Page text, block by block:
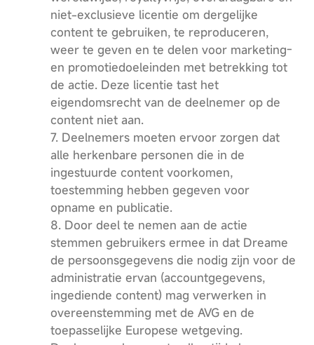
niet-exclusieve licentie om dergelijke
content te gebruiken, te reproduceren,
weer te geven en te delen voor marketing-
en promotiedoeleinden met betrekking tot
de actie. Deze licentie tast het
eigendomsrecht van de deelnemer op de
content niet aan.
7. Deelnemers moeten ervoor zorgen dat
alle herkenbare personen die in de
ingestuurde content voorkomen,
toestemming hebben gegeven voor
opname en publicatie.
8. Door deel te nemen aan de actie
stemmen gebruikers ermee in dat Dreame
de persoonsgegevens die nodig zijn voor de
administratie ervan (accountgegevens,
ingediende content) mag verwerken in
overeenstemming met de AVG en de
toepasselijke Europese wetgeving.